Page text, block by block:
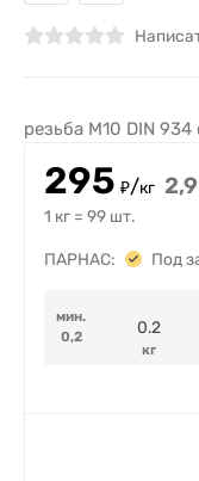
резьба M10 DIN
295 ₽/кг
1 кг = 99 шт.
ПАРНАС: Под
мин.
0,2
кг